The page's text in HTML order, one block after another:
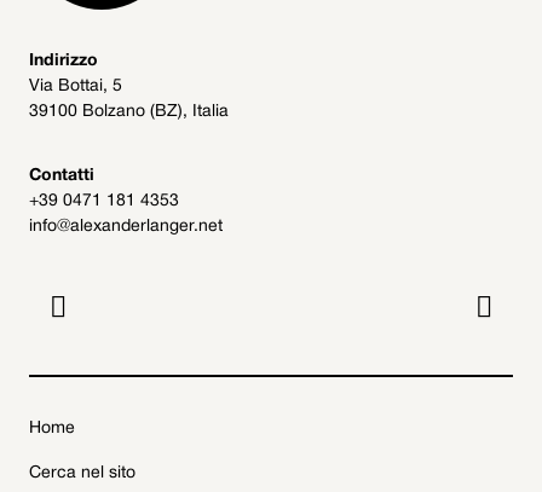
Indirizzo
Via Bottai, 5
39100 Bolzano (BZ), Italia
Contatti
+39 0471 181 4353
info@alexanderlanger.net
 
Home
Cerca nel sito